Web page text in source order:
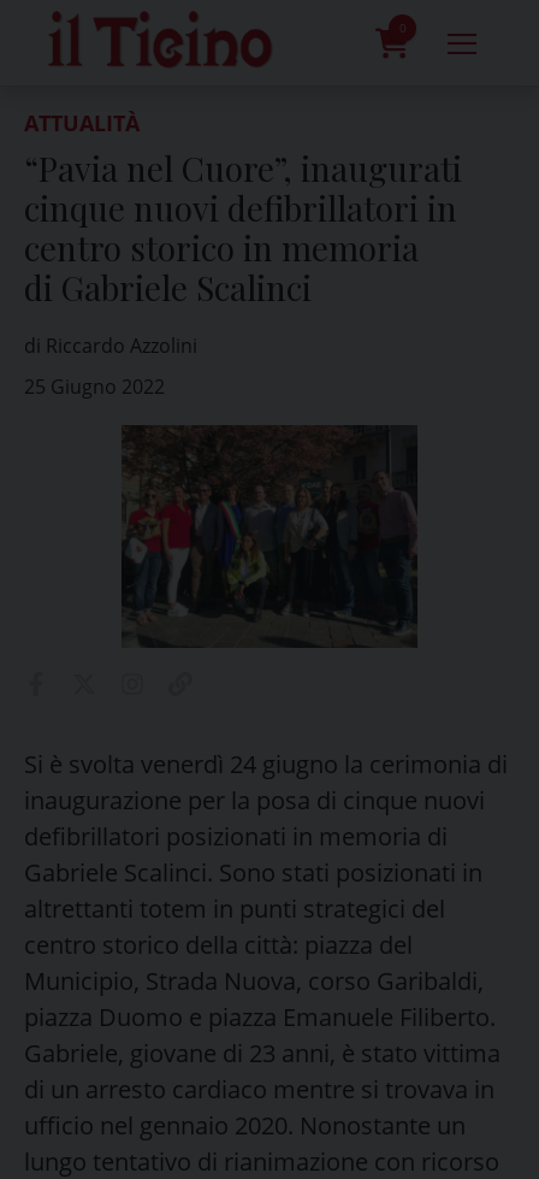
content
0
ATTUALITÀ
“Pavia nel Cuore”, inaugurati
cinque nuovi defibrillatori in
centro storico in memoria
di Gabriele Scalinci
di Riccardo Azzolini
25 Giugno 2022
Si è svolta venerdì 24 giugno la cerimonia di
inaugurazione per la posa di cinque nuovi
defibrillatori posizionati in memoria di
Gabriele Scalinci. Sono stati posizionati in
altrettanti totem in punti strategici del
centro storico della città: piazza del
Municipio, Strada Nuova, corso Garibaldi,
piazza Duomo e piazza Emanuele Filiberto.
Gabriele, giovane di 23 anni, è stato vittima
di un arresto cardiaco mentre si trovava in
ufficio nel gennaio 2020. Nonostante un
lungo tentativo di rianimazione con ricorso